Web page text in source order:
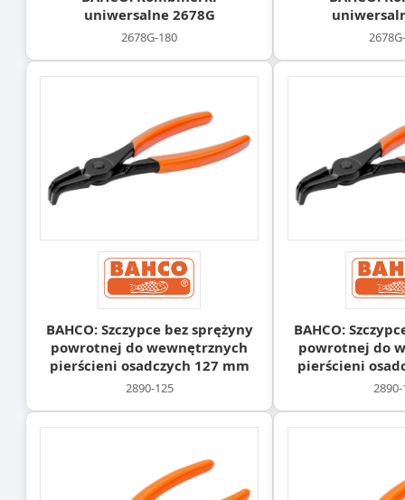
uniwersalne 2678G
2678G-180
BAHCO: Szczypce bez sprężyny
powrotnej do wewnętrznych
pierścieni osadczych 127 mm
2890-125
BAHCO:
powrotnej do
pierścieni
2890-